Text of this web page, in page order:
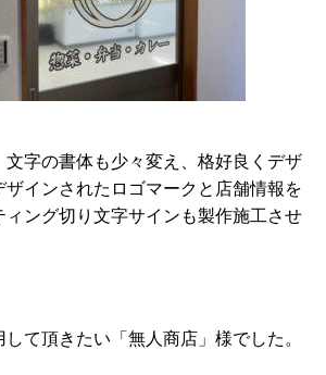
文字の書体も少々変え、格好良くデザ
インされたロゴマークと店舗情報を
ング切り文字サインも製作施工させ
て頂きたい「無人商店」様でした。